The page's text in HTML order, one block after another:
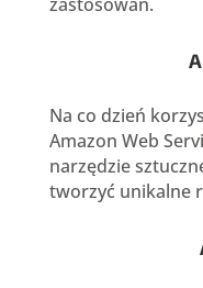
Na co dzień
Amazon Web
narzędzie
tworzyć unikalne